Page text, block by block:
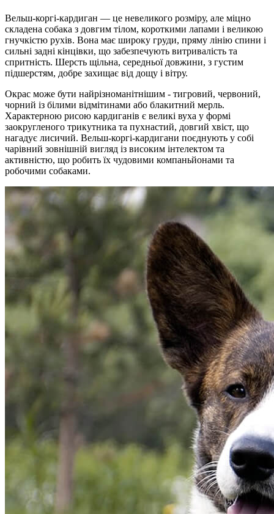
Вельш-коргі-кардиган — це невеликого розміру, але міцно
складена собака з довгим тілом, короткими лапами і великою
гнучкістю рухів. Вона має широку груди, пряму лінію спини і
сильні задні кінцівки, що забезпечують витривалість та
спритність. Шерсть щільна, середньої довжини, з густим
підшерстям, добре захищає від дощу і вітру.
Окрас може бути найрізноманітнішим - тигровий, червоний,
чорний із білими відмітинами або блакитний мерль.
Характерною рисою кардиганів є великі вуха у формі
заокругленого трикутника та пухнастий, довгий хвіст, що
нагадує лисичий. Вельш-коргі-кардигани поєднують у собі
чарівний зовнішній вигляд із високим інтелектом та
активністю, що робить їх чудовими компаньйонами та
робочими собаками.